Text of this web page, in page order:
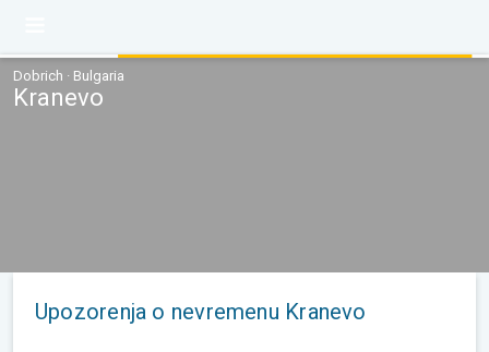
Dobrich · Bulgaria
Kranevo
Upozorenja o nevremenu Kranevo